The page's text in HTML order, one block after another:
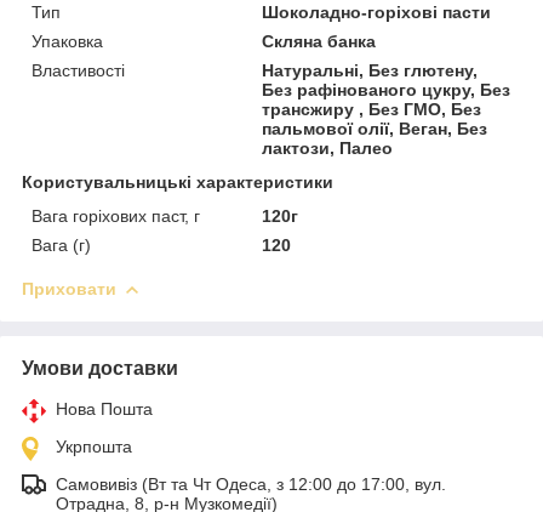
Тип
Шоколадно-горіхові пасти
Упаковка
Скляна банка
Властивості
Натуральні, Без глютену,
Без рафінованого цукру, Без
трансжиру , Без ГМО, Без
пальмової олії, Веган, Без
лактози, Палео
Користувальницькі характеристики
Вага горіхових паст, г
120г
Вага (г)
120
Приховати
Умови доставки
Нова Пошта
Укрпошта
Самовивіз (Вт та Чт Одеса, з 12:00 до 17:00, вул.
Отрадна, 8, р-н Музкомедії)